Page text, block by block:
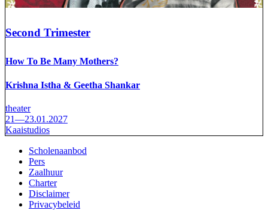
Second Trimester
How To Be Many Mothers?
Krishna Istha & Geetha Shankar
theater
21—23.01.2027
Kaaistudios
Footer
Scholenaanbod
Pers
Zaalhuur
Charter
Disclaimer
Privacybeleid